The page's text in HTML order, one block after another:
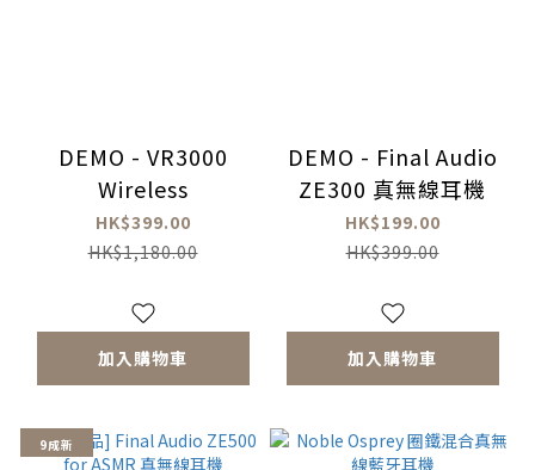
DEMO - VR3000
Wireless
HK$399.00
HK$1,180.00
加入購物車
DEMO - Final Audio
ZE300 真無線耳機
HK$199.00
HK$399.00
加入購物車
9成新